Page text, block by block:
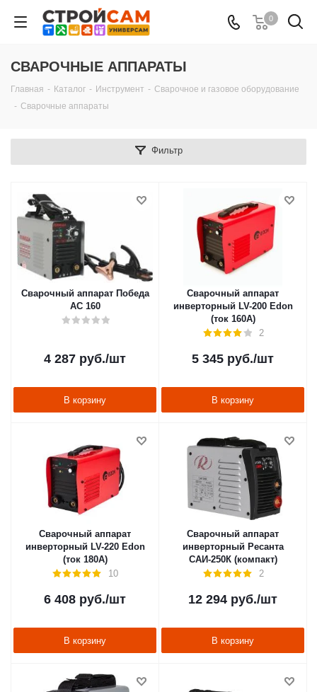
0
СВАРОЧНЫЕ АППАРАТЫ
Главная - Каталог - Инструмент - Сварочное и газовое оборудование
- Сварочные аппараты
Фильтр
Сварочный аппарат Победа
АС 160
4 287 руб./шт
В корзину
Сварочный аппарат
инверторный LV-200 Edon
(ток 160А)
2
5 345 руб./шт
В корзину
Сварочный аппарат
инверторный LV-220 Edon
(ток 180А)
10
6 408 руб./шт
В корзину
Сварочный аппарат
инверторный Ресанта
САИ-250К (компакт)
2
12 294 руб./шт
В корзину